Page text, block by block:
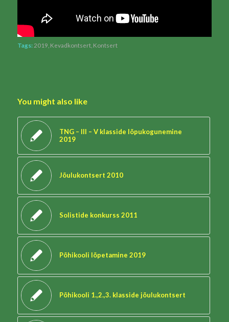
Tags: 2019 Kevadkontsert, Kontsert
You might also like
TNG – III – V klasside lõpukogunemine
2019
Jõulukontsert 2010
Solistide konkurss 2011
Põhikooli lõpetamine 2019
Põhikooli 1.,2.,3. klasside jõulukontsert